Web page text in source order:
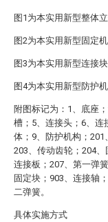
图1为本实用新型整体
图2为本实用新型固定
图3为本实用新型连接
图4为本实用新型防护
附图标记为：1、底座
槽；5、连接头；6、连
体；9、防护机构；201
203、传动齿轮；204、
连接板；207、第一弹
固定块；903、连接轴
二弹簧。
具体实施方式